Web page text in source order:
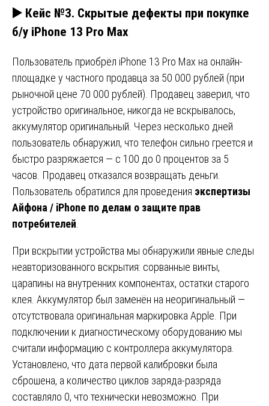
▶️ Кейс №3. Скрытые дефекты при покупке
б/у iPhone 13 Pro Max
Пользователь приобрёл iPhone 13 Pro Max на онлайн-
площадке у частного продавца за 50 000 рублей (при
рыночной цене 70 000 рублей). Продавец заверил, что
устройство оригинальное, никогда не вскрывалось,
аккумулятор оригинальный. Через несколько дней
пользователь обнаружил, что телефон сильно греется и
быстро разряжается — с 100 до 0 процентов за 5
часов. Продавец отказался возвращать деньги.
Пользователь обратился для проведения экспертизы
Айфона / iPhone по делам о защите прав
потребителей
При вскрытии устройства мы обнаружили явные следы
неавторизованного вскрытия: сорванные винты,
царапины на внутренних компонентах, остатки старого
клея. Аккумулятор был заменён на неоригинальный —
отсутствовала оригинальная маркировка Apple. При
подключении к диагностическому оборудованию мы
считали информацию с контроллера аккумулятора.
Установлено, что дата первой калибровки была
сброшена, а количество циклов заряда-разряда
составляло 0, что технически невозможно. При